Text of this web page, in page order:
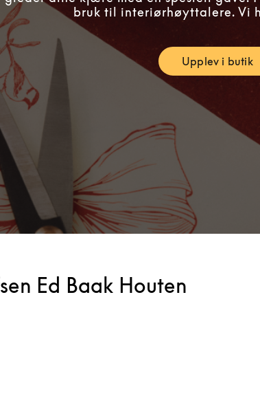
bruk til interiørhøyttalere. Vi
Upplev i butik
Link
Ed Baak Houten